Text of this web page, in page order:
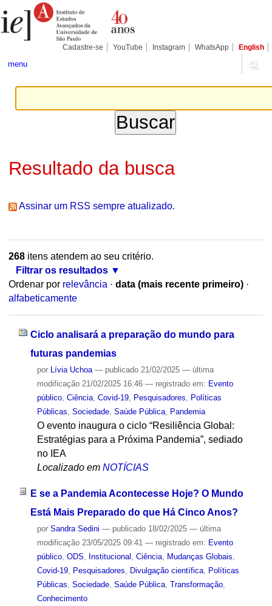
para
conteúdo.
Pessoais
Cadastre-se YouTube Instagram WhatsApp English
menu
Resultado da busca
Assinar um RSS sempre atualizado.
268itens atendem ao seu critério.
Filtrar os resultados
Ordenar por relevância · data (mais recente primeiro) ·
alfabeticamente
Ciclo analisará a preparação do mundo para
futuras pandemias
por Lívia Uchoa — publicado21/02/2025 — última
modificação21/02/2025 16:46 — registrado em: Evento
público, Ciência, Covid-19, Pesquisadores
Políticas
Públicas Sociedade, Saúde Pública, Pandemia
O evento inaugura o ciclo “Resiliência Global:
Estratégias para a Próxima Pandemia”, sediado
no IEA
Localizado em NOTÍCIAS
E se a Pandemia Acontecesse Hoje? O Mundo
Está Mais Preparado do que Há Cinco Anos?
por Sandra Sedini — publicado18/02/2025 — última
modificação23/05/2025 09:41 — registrado em: Evento
público, ODS Institucional Ciência, Mudanças Globais
Covid-19, Pesquisadores Divulgação científica, Políticas
Públicas Sociedade, Saúde Pública, Transformação,
Conhecimento